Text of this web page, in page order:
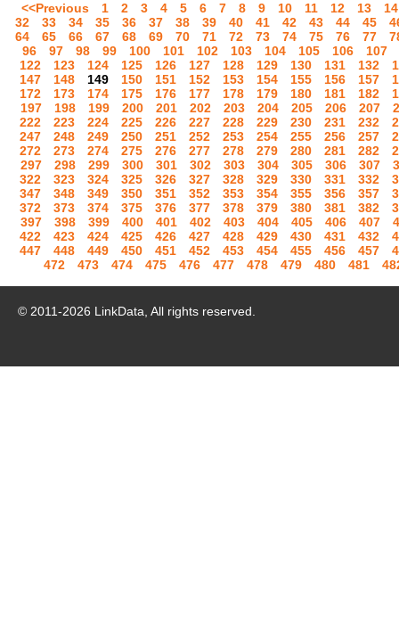
<<Previous 1 2 3 4 5 6 7 8 9 10 11 12 13
14
32
33 34 35 36 37 38 39 40 41 42 43 44 45
64
65 66 67 68 69 70 71 72 73 74 75 76 77
96
97 98 99 100 101 102 103 104 105 106
107
122
123 124 125 126 127 128 129 130 131 132
147
148 149 150 151 152 153 154 155 156 157
172
173 174 175 176 177 178 179 180 181 182
197
198 199 200 201 202 203 204 205 206 207
222
223 224 225 226 227 228 229 230 231 232
247
248 249 250 251 252 253 254 255 256 257
272
273 274 275 276 277 278 279 280 281 282
297
298 299 300 301 302 303 304 305 306 307
322
323 324 325 326 327 328 329 330 331 332
347
348 349 350 351 352 353 354 355 356 357
372
373 374 375 376 377 378 379 380 381 382
397
398 399 400 401 402 403 404 405 406 407
422
423 424 425 426 427 428 429 430 431 432
447
448 449 450 451 452 453 454 455 456 457
472
473 474 475 476 477 478 479 480 481
© 2011-2026 LinkData, All rights reserved.